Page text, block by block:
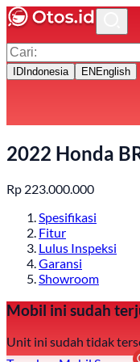
ID Indonesia EN English
2022 Honda
Rp 223.000.000
Spesifikasi
Fitur
Lulus Inspeksi
Garansi
Showroom
Mobil ini sudah
Unit ini sudah tidak